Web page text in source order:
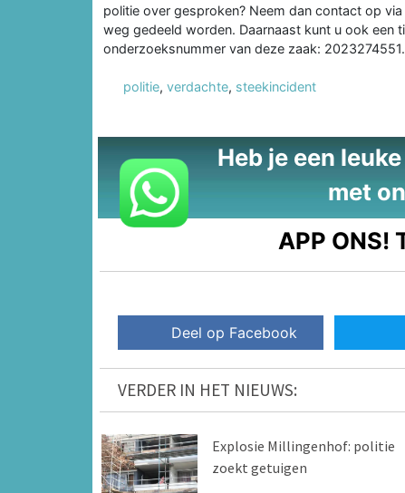
politie over gesproken? Neem dan contact op
weg gedeeld worden. Daarnaast kunt u ook een
onderzoeksnummer van deze zaak: 2023274551.
politie, verdachte, steekincident
Heb je een
met
APP ONS!
Deel op Facebook
VERDER IN HET NIEUWS:
Explosie Millingenhof: politie
zoekt getuigen